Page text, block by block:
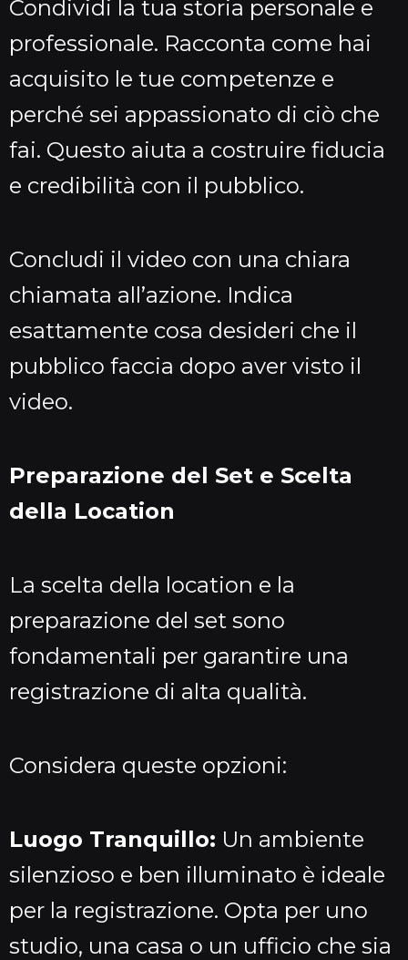
Condividi la tua storia personale e
professionale. Racconta come hai
acquisito le tue competenze e
perché sei appassionato di ciò che
fai. Questo aiuta a costruire fiducia
e credibilità con il pubblico.
Concludi il video con una chiara
chiamata all’azione. Indica
esattamente cosa desideri che il
pubblico faccia dopo aver visto il
video.
Preparazione del Set e Scelta
della Location
La scelta della location e la
preparazione del set sono
fondamentali per garantire una
registrazione di alta qualità.
Considera queste opzioni:
Luogo Tranquillo: Un ambiente
silenzioso e ben illuminato è ideale
per la registrazione. Opta per uno
studio, una casa o un ufficio che sia